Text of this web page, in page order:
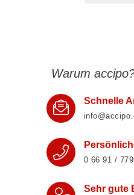
Warum
Schnelle
0 66 91 /
Sehr gute